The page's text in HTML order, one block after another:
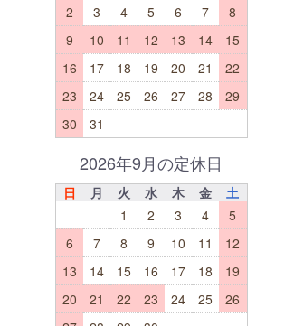
2
3 4 5 6 7
8
9
10 11 12 13 14
15
16
17 18 19 20 21
22
23
24 25 26 27 28
29
30
31
2026年9月の定休日
日 月 火 水 木 金
土
1
2 3 4
5
6
7 8 9 10 11
12
13
14 15 16 17 18
19
20
21 22 23 24 25
26